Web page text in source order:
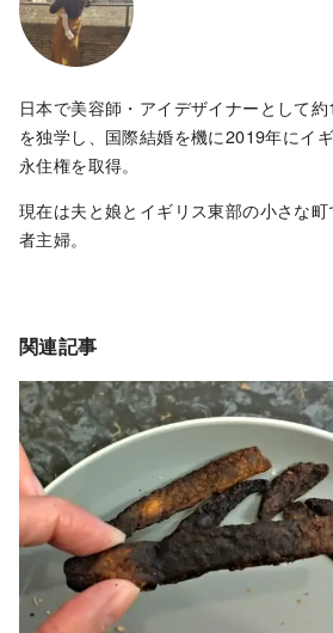
日本で美容師・アイデザイナーとして
を独学し、国際結婚を機に2019年にイ
永住権を取得。
現在は夫と娘とイギリス東部の小さな
者主婦。
関連記事